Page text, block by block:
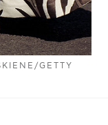
GETTY